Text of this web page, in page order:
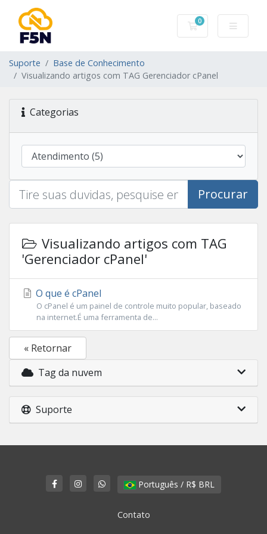
0
Carrinho de
Suporte
Base de Conhecimento
Visualizando artigos com TAG Gerenciador cPanel
Categorias
Procurar
Visualizando artigos com TAG
'Gerenciador cPanel'
O que é cPanel
O cPanel é um painel de controle muito popular, baseado
na internet.É uma ferramenta de...
« Retornar
Tag da nuvem
Suporte
Português / R$ BRL
Contato